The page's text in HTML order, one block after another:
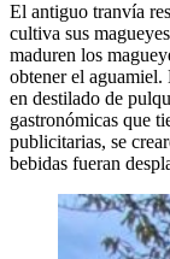
El antiguo tranvía
cultiva sus
maduren los
obtener el
en destilado de
gastronómicas que
publicitarias, se
bebidas fueran